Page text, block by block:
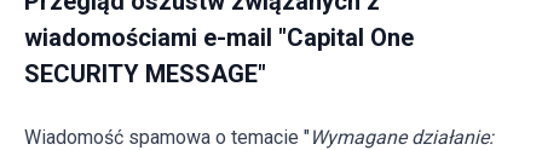
wiadomościami e-mail "Capital One
SECURITY MESSAGE"
Wiadomość spamowa o temacie "Wymagane działanie: